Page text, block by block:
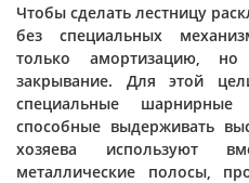
Чтобы сделать лестницу
без специальных
только амортизацию,
закрывание. Для этой
специальные
способные выдерживать
хозяева используют
металлические полосы,